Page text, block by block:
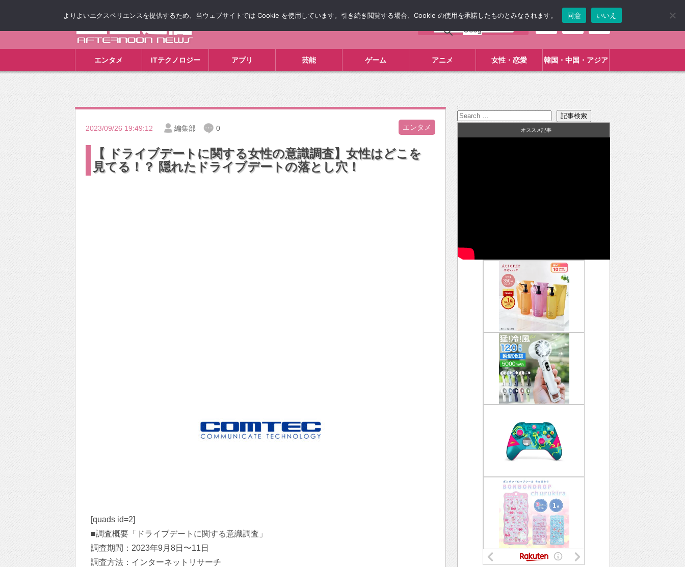
エンタメ ITテクノロジー アプリ 芸能 ゲーム アニメ 女性・恋愛 韓国・中国・アジア
2023/09/26 19:49:12 編集部 0 エンタメ
【 ドライブデートに関する女性の意識調査】女性はどこを
見てる！？ 隠れたドライブデートの落とし穴！
[quads id=2]
■調査概要「ドライブデートに関する意識調査」
調査期間：2023年9月8日〜11日
調査方法：インターネットリサーチ
:
オススメ記事
よりよいエクスペリエンスを提供するため、当ウェブサイトでは Cookie を使用しています。引き続き閲覧する場合、Cookie の使用を承諾したものとみなされます。 同意 いいえ